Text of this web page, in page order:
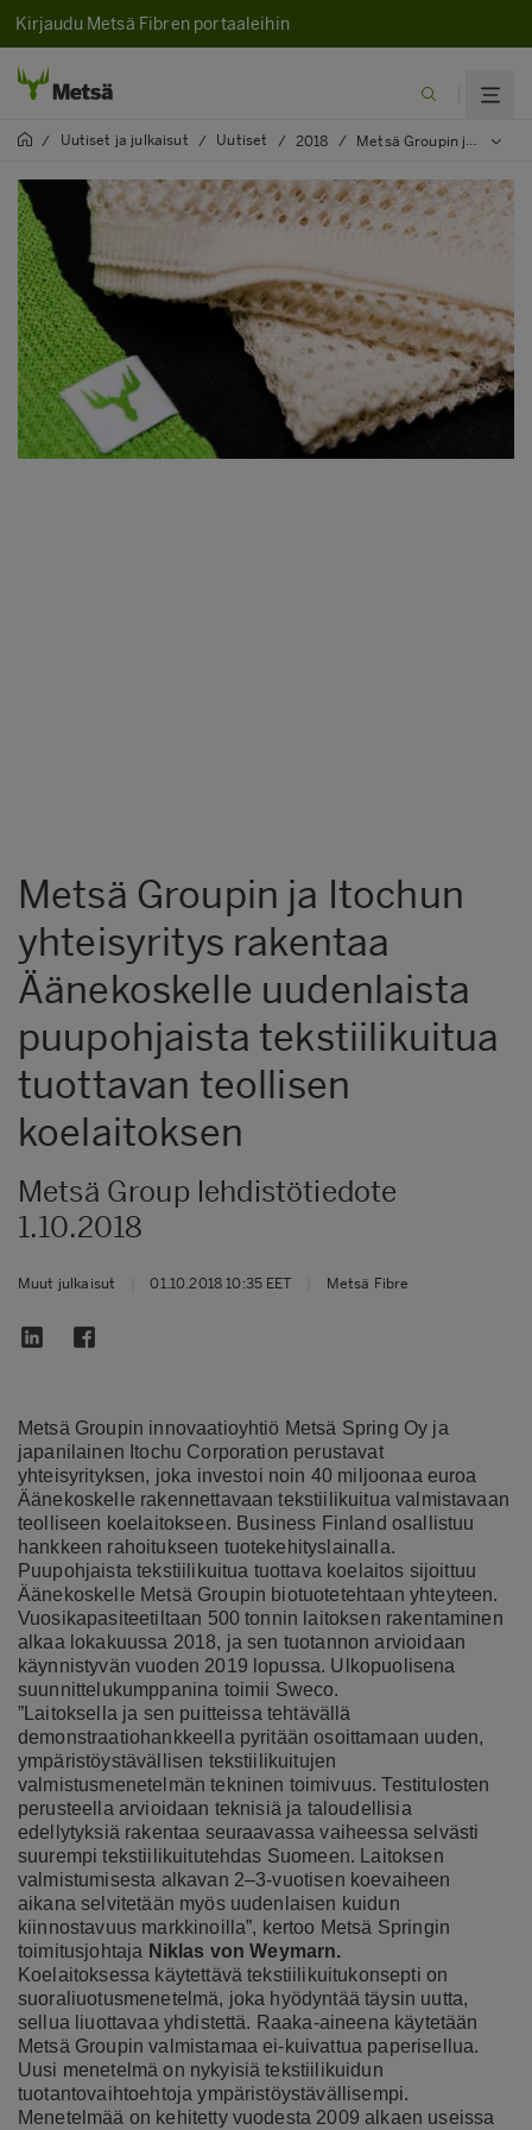
Kirjaudu Metsä Fibren portaaleihin
/ Uutiset ja julkaisut / Uutiset / 2018 / Metsä Groupin ja Itochun yhteisyritys rakentaa Äänekoskelle uudenlaista puupohjaista tekstiilikuitua tuottavan teollisen koelaitoksen
Metsä Groupin ja Itochun
yhteisyritys rakentaa
Äänekoskelle uudenlaista
puupohjaista tekstiilikuitua
tuottavan teollisen
koelaitoksen
Metsä Group lehdistötiedote
1.10.2018
Muut julkaisut 01.10.2018 10:35 EET Metsä Fibre
Metsä Groupin innovaatioyhtiö Metsä Spring Oy ja
japanilainen Itochu Corporation perustavat
yhteisyrityksen, joka investoi noin 40 miljoonaa euroa
Äänekoskelle rakennettavaan tekstiilikuitua valmistavaan
teolliseen koelaitokseen. Business Finland osallistuu
hankkeen rahoitukseen tuotekehityslainalla.
Puupohjaista tekstiilikuitua tuottava koelaitos sijoittuu
Äänekoskelle Metsä Groupin biotuotetehtaan yhteyteen.
Vuosikapasiteetiltaan 500 tonnin laitoksen rakentaminen
alkaa lokakuussa 2018, ja sen tuotannon arvioidaan
käynnistyvän vuoden 2019 lopussa. Ulkopuolisena
suunnittelukumppanina toimii Sweco.
”Laitoksella ja sen puitteissa tehtävällä
demonstraatiohankkeella pyritään osoittamaan uuden,
ympäristöystävällisen tekstiilikuitujen
valmistusmenetelmän tekninen toimivuus. Testitulosten
perusteella arvioidaan teknisiä ja taloudellisia
edellytyksiä rakentaa seuraavassa vaiheessa selvästi
suurempi tekstiilikuitutehdas Suomeen. Laitoksen
valmistumisesta alkavan 2–3-vuotisen koevaiheen
aikana selvitetään myös uudenlaisen kuidun
kiinnostavuus markkinoilla”, kertoo Metsä Springin
toimitusjohtaja Niklas von Weymarn.
Koelaitoksessa käytettävä tekstiilikuitukonsepti on
suoraliuotusmenetelmä, joka hyödyntää täysin uutta,
sellua liuottavaa yhdistettä. Raaka-aineena käytetään
Metsä Groupin valmistamaa ei-kuivattua paperisellua.
Uusi menetelmä on nykyisiä tekstiilikuidun
tuotantovaihtoehtoja ympäristöystävällisempi.
Menetelmää on kehitetty vuodesta 2009 alkaen useissa